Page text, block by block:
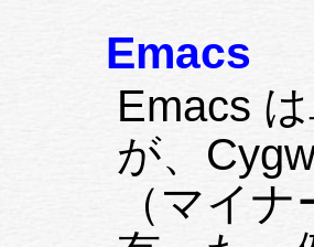
Emacs
Emacs
が、
（マイ